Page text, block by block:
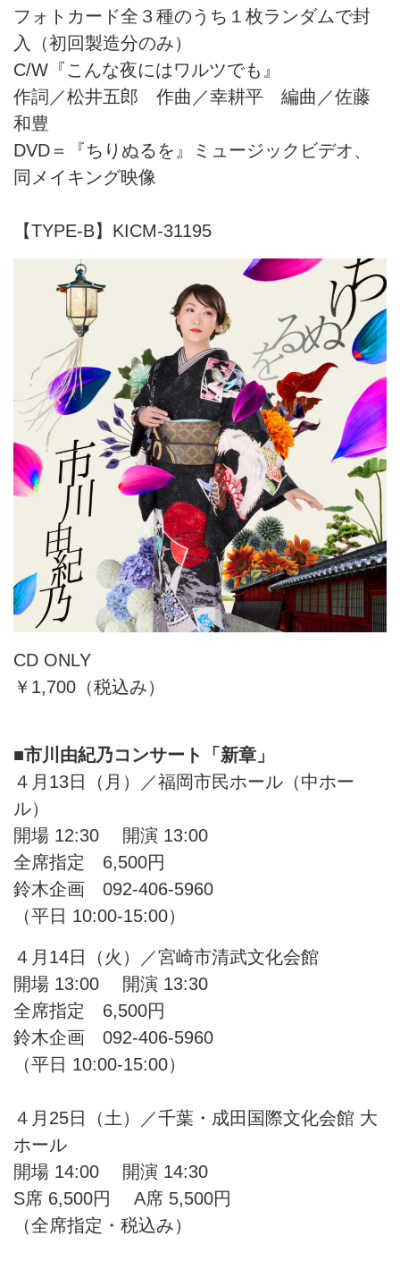
フォトカード全３種のうち１枚ランダムで封
入（初回製造分のみ）
C/W『こんな夜にはワルツでも』
作詞／松井五郎 作曲／幸耕平 編曲／佐藤
和豊
DVD＝『ちりぬるを』ミュージックビデオ、
同メイキング映像
【TYPE-B】KICM-31195
CD ONLY
￥1,700（税込み）
■市川由紀乃コンサート「新章」
４⽉13⽇（月）／福岡市民ホール（中ホー
ル）
開場 12:30 開演 13:00
全席指定 6,500円
鈴⽊企画 092-406-5960
（平⽇ 10:00-15:00）
４⽉14日（火）／宮崎市清武⽂化会館
開場 13:00 開演 13:30
全席指定 6,500円
鈴⽊企画 092-406-5960
（平⽇ 10:00-15:00）
４⽉25日（土）／千葉・成田国際文化会館 大
ホール
開場 14:00 開演 14:30
S席 6,500円 A席 5,500円
（全席指定・税込み）